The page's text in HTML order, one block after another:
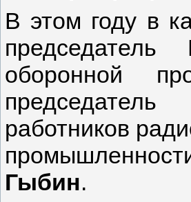
В этом году в
председатель
оборонной
работников
Гыбин.